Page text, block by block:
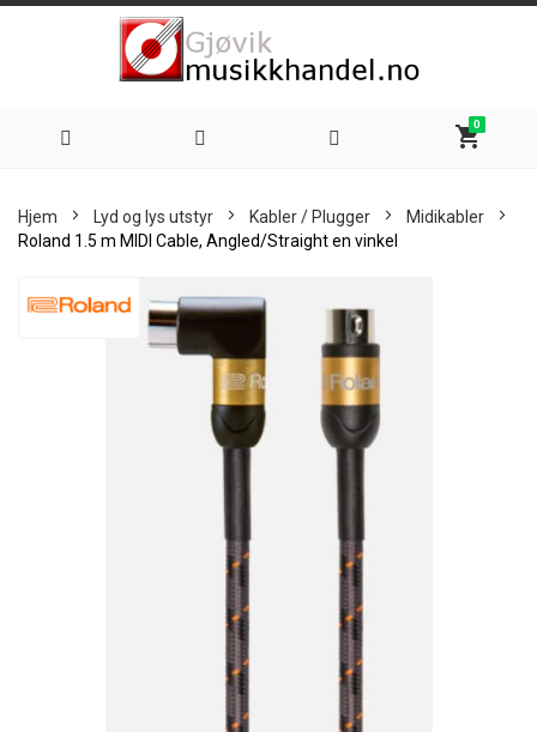
shopping_cart
0
Hjem Lyd og lys utstyr Kabler / Plugger
Midikabler
Roland 1.5 m MIDI Cable, Angled/Straight en vinkel
to